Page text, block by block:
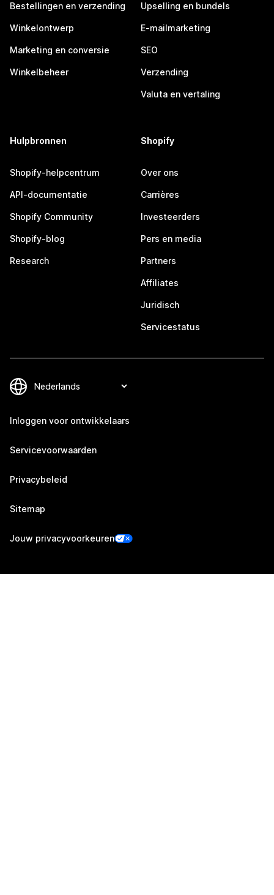
Bestellingen en verzending
Winkelontwerp
Marketing en conversie
Winkelbeheer
Upselling en bundels
E-mailmarketing
SEO
Verzending
Valuta en vertaling
Hulpbronnen
Shopify-helpcentrum
API-documentatie
Shopify Community
Shopify-blog
Research
Shopify
Over ons
Carrières
Investeerders
Pers en media
Partners
Affiliates
Juridisch
Servicestatus
Inloggen voor ontwikkelaars
Servicevoorwaarden
Privacybeleid
Sitemap
Jouw privacyvoorkeuren